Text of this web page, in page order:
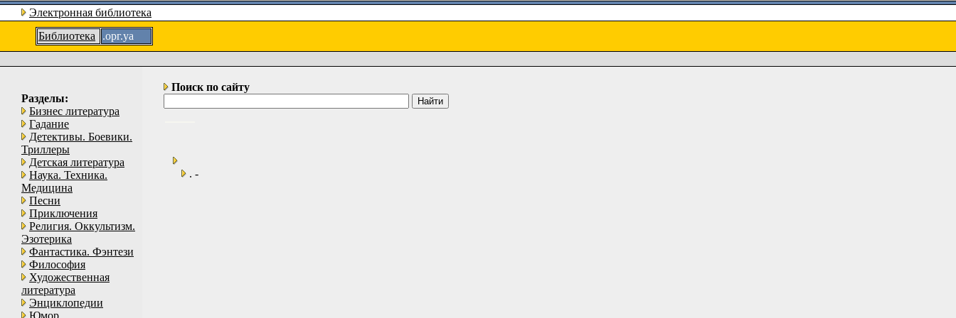
Электронная библиотека
Библиотека
.орг.уа
Разделы:
Бизнес литература
Гадание
Детективы. Боевики.
Триллеры
Детская литература
Наука. Техника.
Медицина
Песни
Приключения
Религия. Оккультизм.
Эзотерика
Фантастика. Фэнтези
Философия
Художественная
литература
Энциклопедии
Юмор
Поиск по сайту
. -